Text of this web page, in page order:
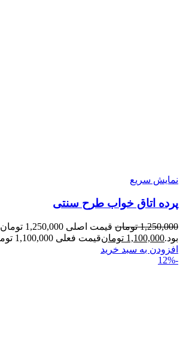
نمایش سریع
پرده اتاق خواب طرح سنتی
1,250,000 تومان
قیمت اصلی 1,250,000 تومان
بود.1,100,000 تومانقیمت فعلی 1,100,000 تومان است.
افزودن به سبد خرید
-12%